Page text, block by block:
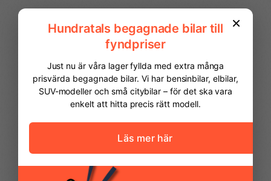
FINANSIERING
din bil. Här kan du räkna ut din
månadskostnad och även göra en
ansökan online.